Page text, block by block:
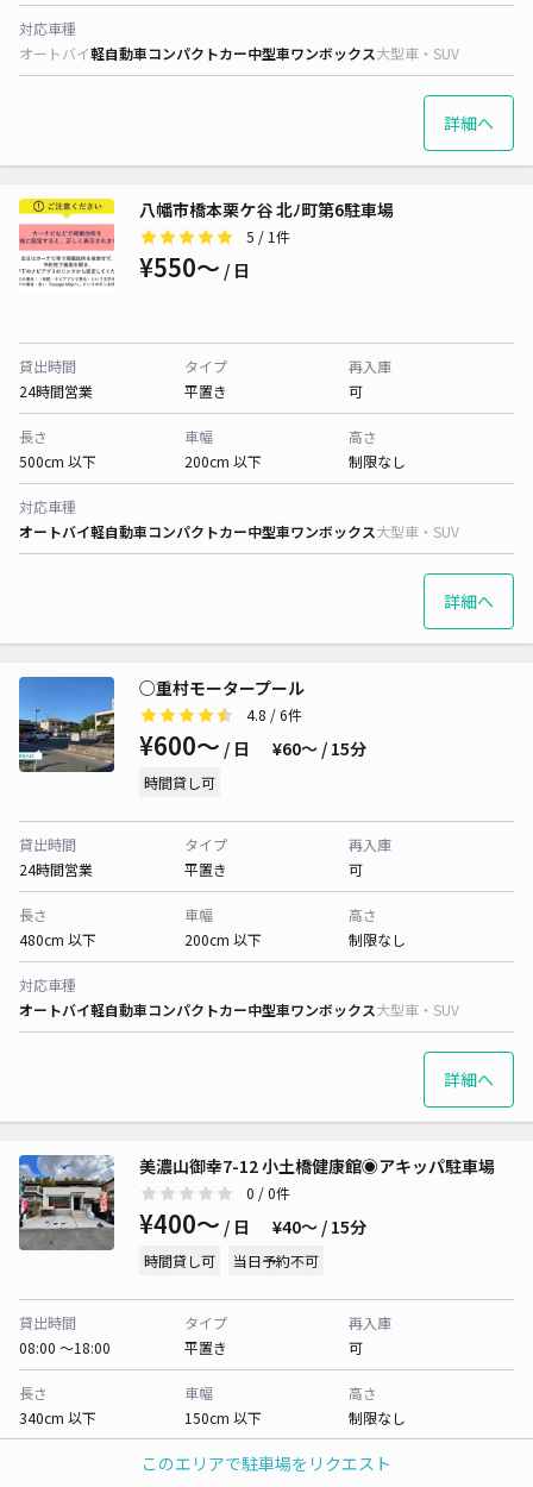
このエリアで駐車場をリクエスト
対応車種
オートバイ軽自動車コンパクトカー中型車ワンボックス大型車・SUV
詳細へ
八幡市橋本栗ケ谷 北ﾉ町第6駐車場
5 / 1件
¥550〜 / 日
貸出時間
24時間営業
タイプ
平置き
再入庫
可
長さ
500cm 以下
車幅
200cm 以下
高さ
制限なし
対応車種
オートバイ軽自動車コンパクトカー中型車ワンボックス大型車・SUV
詳細へ
○重村モータープール
4.8 / 6件
¥600〜 / 日 ¥60〜 / 15分
時間貸し可
貸出時間
24時間営業
タイプ
平置き
再入庫
可
長さ
480cm 以下
車幅
200cm 以下
高さ
制限なし
対応車種
オートバイ軽自動車コンパクトカー中型車ワンボックス大型車・SUV
詳細へ
美濃山御幸7-12 小土橋健康館◉アキッパ駐車場
0 / 0件
¥400〜 / 日 ¥40〜 / 15分
時間貸し可 当日予約不可
貸出時間
08:00 〜18:00
タイプ
平置き
再入庫
可
長さ
340cm 以下
車幅
150cm 以下
高さ
制限なし